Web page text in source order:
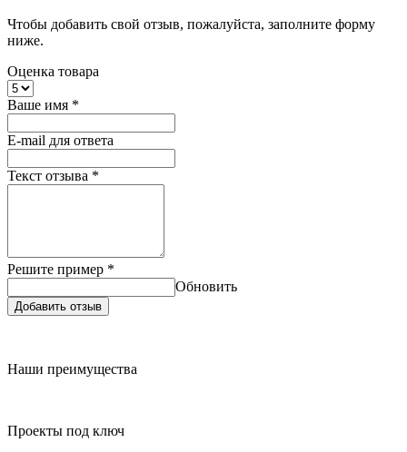
Чтобы добавить свой отзыв, пожалуйста, заполните форму
ниже.
Оценка товара
Ваше имя *
E-mail для ответа
Текст отзыва *
Решите пример *
Обновить
Добавить отзыв
Наши преимущества
Проекты под ключ